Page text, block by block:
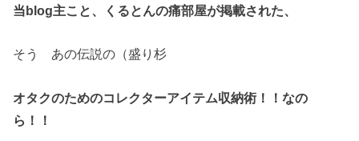
当blog主こと、くるとんの痛部屋が掲載された、
そう あの伝説の（盛り杉
オタクのためのコレクターアイテム収納術！！なの
ら！！